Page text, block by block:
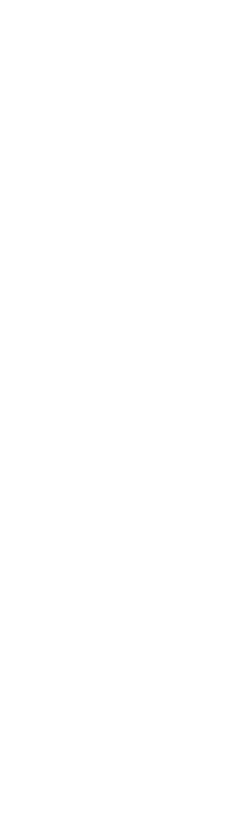
Geschenk für eine
sind eine großartige
von frischgebackenen
zeigen auch deine
auszuwählen, das
deinem Geschenk zeigst
sondern du erleichterst
mit deinem
Herzen der Eltern zu
unsere süßen und
mit deinem Baby noch
deines kleinen
– ganz einfach
Dein Baby wird es lieben,
einfacher dein Alltag wird.